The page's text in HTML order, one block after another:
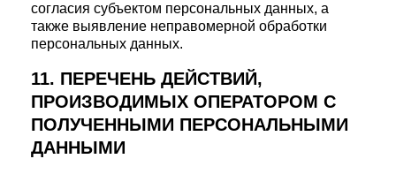
согласия субъектом персональных данных, а
также выявление неправомерной обработки
персональных данных.
11. ПЕРЕЧЕНЬ ДЕЙСТВИЙ,
ПРОИЗВОДИМЫХ ОПЕРАТОРОМ С
ПОЛУЧЕННЫМИ ПЕРСОНАЛЬНЫМИ
ДАННЫМИ